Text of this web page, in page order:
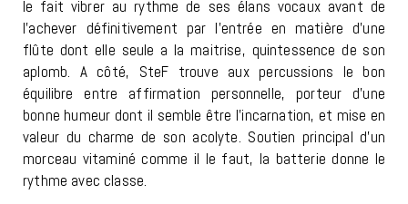
le fait vibrer au rythme de ses élans vocaux avant de
l’achever définitivement par l’entrée en matière d’une
flûte dont elle seule a la maitrise, quintessence de son
aplomb. A côté, SteF trouve aux percussions le bon
équilibre entre affirmation personnelle, porteur d’une
bonne humeur dont il semble être l’incarnation, et mise en
valeur du charme de son acolyte. Soutien principal d’un
morceau vitaminé comme il le faut, la batterie donne le
rythme avec classe.